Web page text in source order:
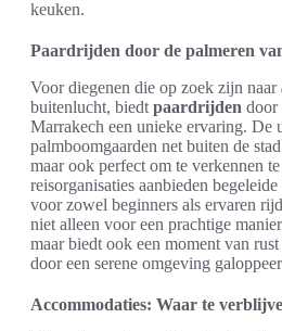
keuken.
Paardrijden door de palmeren
Voor diegenen die op zoek zijn naar
buitenlucht, biedt paardrijden door
Marrakech een unieke ervaring. De
palmboomgaarden net buiten de
maar ook perfect om te verkennen
reisorganisaties aanbieden
voor zowel beginners als ervaren
niet alleen voor een prachtige
maar biedt ook een moment van
door een serene omgeving
Accommodaties: Waar te